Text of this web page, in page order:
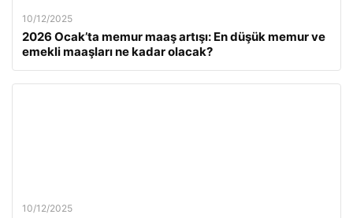
10/12/2025
2026 Ocak’ta memur maaş artışı: En düşük memur ve
emekli maaşları ne kadar olacak?
10/12/2025